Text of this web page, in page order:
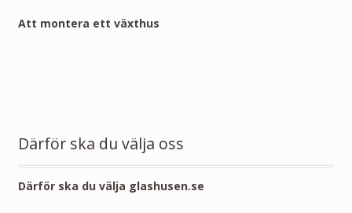
Att montera ett växthus
Därför ska du välja oss
Därför ska du välja glashusen.se